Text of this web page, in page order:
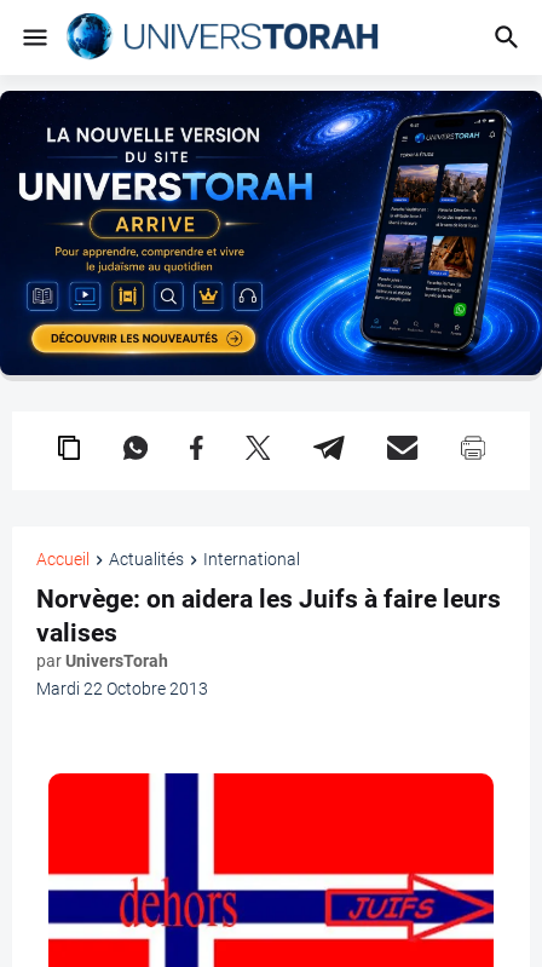
Accueil Actualités International
Norvège: on aidera les Juifs à faire leurs
valises
parUniversTorah
Mardi 22 Octobre 2013